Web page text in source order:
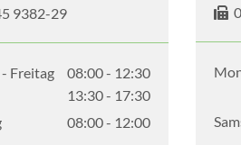
9382-29
Freitag
08:00 - 12:30
13:30 - 17:30
08:00 - 12:00
